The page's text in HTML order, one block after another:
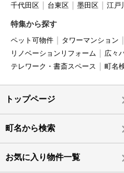
千代田区
台東区 墨田区 江戸
特集から探す
ペット可物件 タワーマンション
リノベーションリフォーム
広々
テレワーク・書斎スペース
町名
トップページ
町名から検索
お気に入り物件一覧